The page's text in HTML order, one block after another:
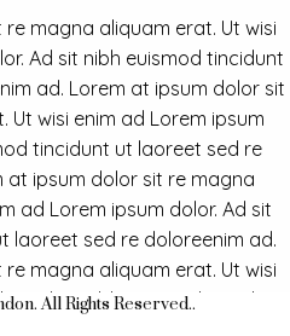
magna aliquam erat. Ut wisi
Ad sit nibh euismod tincidunt
ad. Lorem at ipsum dolor sit
Ut wisi enim ad Lorem ipsum
tincidunt ut laoreet sed re
at ipsum dolor sit re magna
ad Lorem ipsum dolor. Ad sit
laoreet sed re doloreenim ad.
magna aliquam erat. Ut wisi
Ad sit nibh euismod tincidunt
All Rights Reserved..